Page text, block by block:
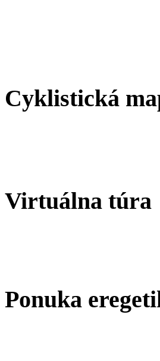
Cyklistická
Virtuálna túra
Ponuka